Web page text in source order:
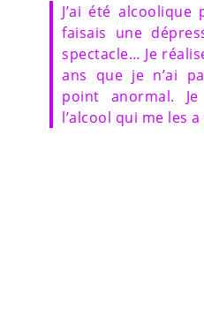
J’ai été alcoolique
faisais une
spectacle… Je
ans que je n’ai
point anormal.
l’alcool qui me les